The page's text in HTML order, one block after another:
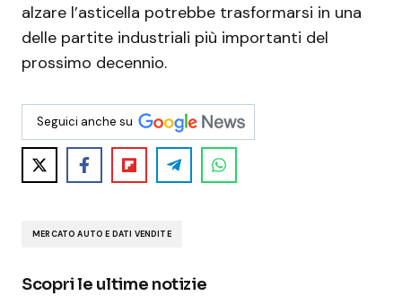
alzare l’asticella potrebbe trasformarsi in una
delle partite industriali più importanti del
prossimo decennio.
Seguici anche su
MERCATO AUTO E DATI VENDITE
Scopri le ultime notizie